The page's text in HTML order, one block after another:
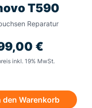
T590
Reparatur
€
inkl. 19% MwSt.
den Warenkorb